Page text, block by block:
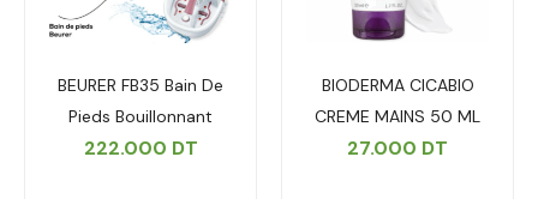
BEURER FB35 Bain De
Pieds Bouillonnant
222.000 DT
BIODERMA CICABIO
CREME MAINS 50 ML
27.000 DT